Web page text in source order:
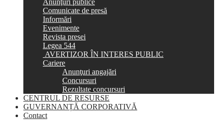
Anunţuri publice
Comunicate de presă
Informări
Evenimente
Revista presei
Legea 544
AVERTIZOR ÎN INTERES PUBLIC
Cariere
Anunţuri angajări
Concursuri
Rezultate concursuri
CENTRUL DE RESURSE
GUVERNANȚĂ CORPORATIVĂ
Contact